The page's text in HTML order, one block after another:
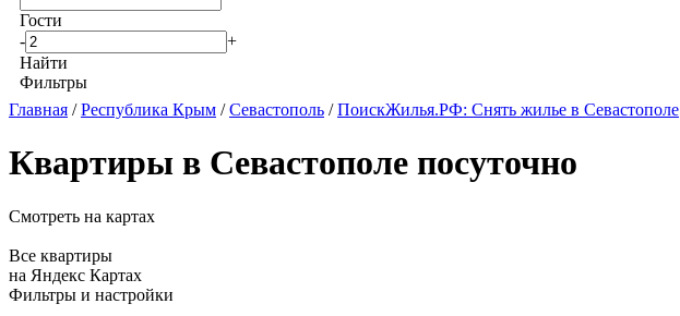
Гости
-
+
Найти
Фильтры
Главная /Республика Крым /Севастополь /ПоискЖилья.РФ: Снять жилье в Севастополе
Квартиры в Севастополе посуточно
Смотреть на картах
Все квартиры
на Яндекс Картах
Фильтры и настройки